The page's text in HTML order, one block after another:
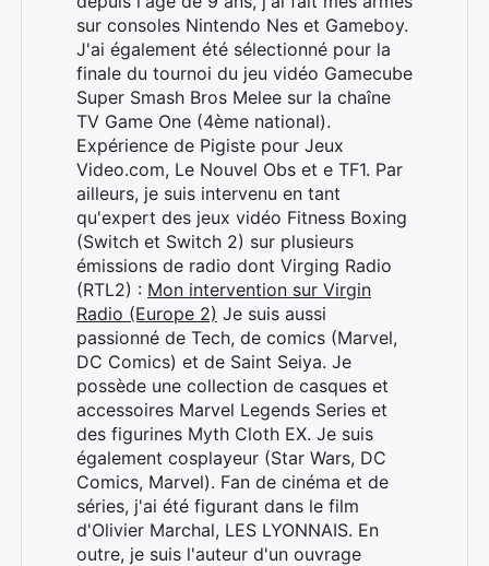
sur consoles Nintendo Nes et Gameboy.
J'ai également été sélectionné pour la
finale du tournoi du jeu vidéo Gamecube
Super Smash Bros Melee sur la chaîne
TV Game One (4ème national).
Expérience de Pigiste pour Jeux
Video.com, Le Nouvel Obs et e TF1. Par
ailleurs, je suis intervenu en tant
qu'expert des jeux vidéo Fitness Boxing
(Switch et Switch 2) sur plusieurs
émissions de radio dont Virging Radio
(RTL2) : Mon intervention sur Virgin
Radio (Europe 2) Je suis aussi
passionné de Tech, de comics (Marvel,
DC Comics) et de Saint Seiya. Je
possède une collection de casques et
accessoires Marvel Legends Series et
des figurines Myth Cloth EX. Je suis
également cosplayeur (Star Wars, DC
Comics, Marvel). Fan de cinéma et de
séries, j'ai été figurant dans le film
d'Olivier Marchal, LES LYONNAIS. En
outre, je suis l'auteur d'un ouvrage
Rechercher
: